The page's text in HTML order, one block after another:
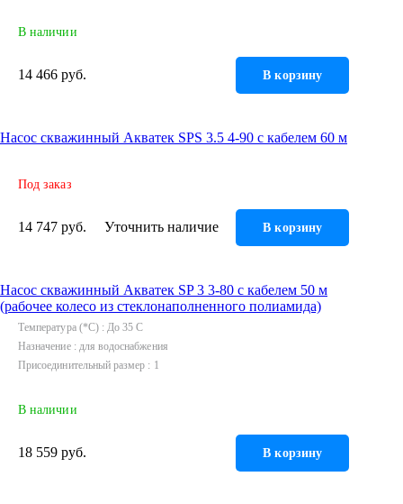
В наличии
14 466 руб. В корзину
Насос скважинный Акватек SPS 3.5 4-90 с кабелем 60 м
Под заказ
14 747 руб. Уточнить наличие В корзину
Насос скважинный Акватек SP 3 3-80 с кабелем 50 м
(рабочее колесо из стеклонаполненного полиамида)
Температура (*С)
До 35 C
Назначение
для водоснабжения
Присоединительный размер
1
В наличии
18 559 руб. В корзину